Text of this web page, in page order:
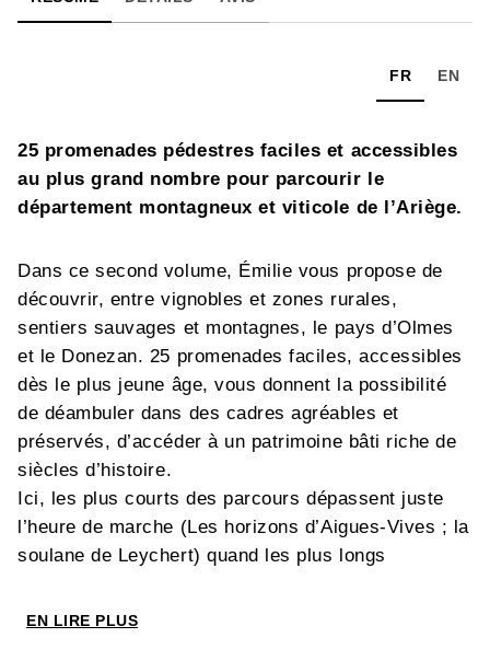
FR EN
25 promenades pédestres faciles et accessibles
au plus grand nombre pour parcourir le
département montagneux et viticole de l’Ariège.
Dans ce second volume, Émilie vous propose de
découvrir, entre vignobles et zones rurales,
sentiers sauvages et montagnes, le pays d’Olmes
et le Donezan. 25 promenades faciles, accessibles
dès le plus jeune âge, vous donnent la possibilité
de déambuler dans des cadres agréables et
préservés, d’accéder à un patrimoine bâti riche de
siècles d’histoire.
Ici, les plus courts des parcours dépassent juste
l’heure de marche (Les horizons d’Aigues-Vives ; la
soulane de Leychert) quand les plus longs
panorama du Tarbésou). Vous découvrirez au
EN LIRE PLUS